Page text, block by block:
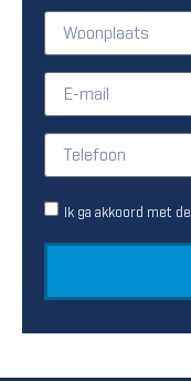
Ik ga akkoord met de